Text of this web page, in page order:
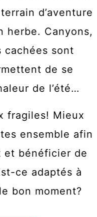
d’aventure
herbe. Canyons,
cachées sont
de se
de l’été…
fragiles! Mieux
ensemble afin
et bénéficier de
ce adaptés à
bon moment?